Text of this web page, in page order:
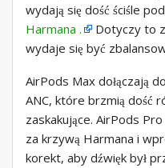
wydają się dość ściśle
Harmana .
Dotyczy to
wydaje się być
AirPods Max dołączają
ANC, które brzmią dość
zaskakujące. AirPods
za krzywą Harmana i
korekt, aby dźwięk był